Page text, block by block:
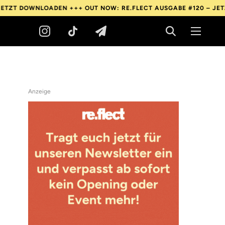
+++OUT NOW: RE.FLECT AUSGABE #120 – JETZT
Anzeige